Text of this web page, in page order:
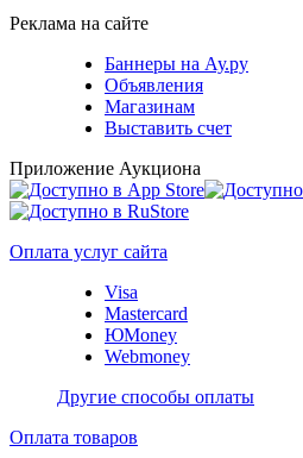
Реклама на сайте
Баннеры на Ау.ру
Объявления
Магазинам
Выставить счет
Приложение Аукциона
Оплата услуг сайта
Visa
Mastercard
ЮMoney
Webmoney
Другие способы оплаты
Оплата товаров